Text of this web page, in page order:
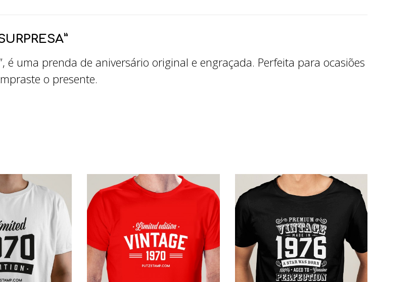
é uma prenda de aniversário original e engraçada. Perfeita para ocasiões
o presente.